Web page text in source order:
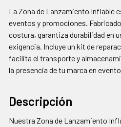
SELECCIONADOS
AL CARRITO
La Zona de Lanzamiento Inflable
eventos y promociones.
costura, garantiza durabilidad en
exigencia. Incluye un kit de
facilita el transporte y
la presencia de tu marca en
Descripción
Nuestra Zona de Lanzamiento